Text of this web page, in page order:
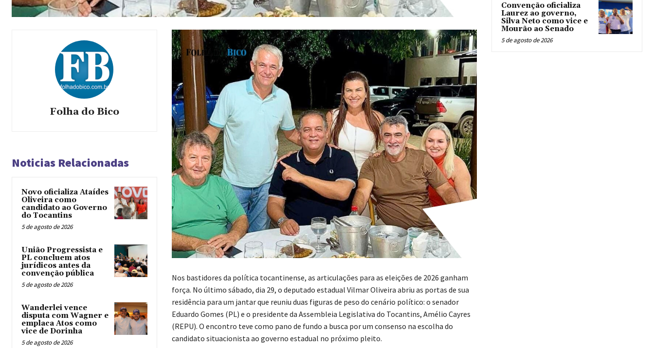
Folha do Bico
Noticias Relacionadas
Novo oficializa Ataídes
Oliveira como
candidato ao Governo
do Tocantins
5 de agosto de 2026
União Progressista e
PL concluem atos
jurídicos antes da
convenção pública
5 de agosto de 2026
Wanderlei vence
disputa com Wagner e
emplaca Atos como
vice de Dorinha
5 de agosto de 2026
Nos bastidores da política tocantinense, as articulações para as eleições de 2026 ganham
força. No último sábado, dia 29, o deputado estadual Vilmar Oliveira abriu as portas de sua
residência para um jantar que reuniu duas figuras de peso do cenário político: o senador
Eduardo Gomes (PL) e o presidente da Assembleia Legislativa do Tocantins, Amélio Cayres
(REPU). O encontro teve como pano de fundo a busca por um consenso na escolha do
candidato situacionista ao governo estadual no próximo pleito.
Convenção oficializa
Laurez ao governo,
Silva Neto como vice e
Mourão ao Senado
5 de agosto de 2026